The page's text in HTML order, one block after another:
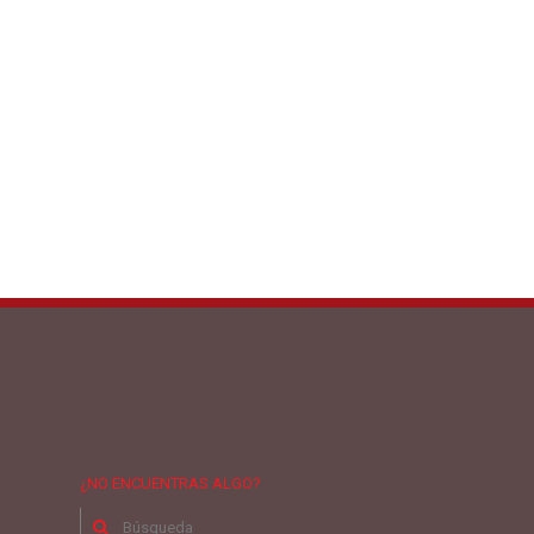
¿NO ENCUENTRAS ALGO?
Buscar